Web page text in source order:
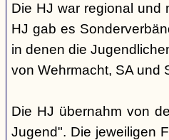
Die HJ war regional und
HJ gab es
in denen die
von Wehrmacht, SA und
Die HJ übernahm von
Jugend". Die jeweiligen